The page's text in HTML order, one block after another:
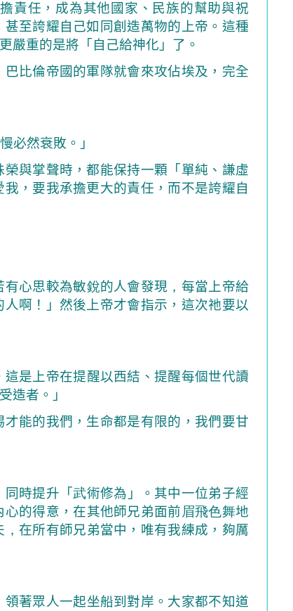
責任，成為其他國家、民族的幫助與祝
至誇耀自己如同創造萬物的上帝。這種
嚴重的是將「自己給神化」了。
比倫帝國的軍隊就會來攻佔埃及，完全
必然衰敗。」
與掌聲時，都能保持一顆「單純、謙虛
，要我承擔更大的責任，而不是誇耀自
有心思較為敏銳的人會發現 ， 每當上帝給
啊！」然後上帝才會指示，這次祂要以
是上帝在提醒以西結、提醒每個世代讀
造者。」
能的我們，生命都是有限的，我們要甘
同時提升「武術修為」。其中一位弟子經
心的得意，在其他師兄弟面前眉飛色舞地
， 在所有師兄弟當中，唯有我練成，夠厲
領著眾人一起坐船到對岸。大家都不知道